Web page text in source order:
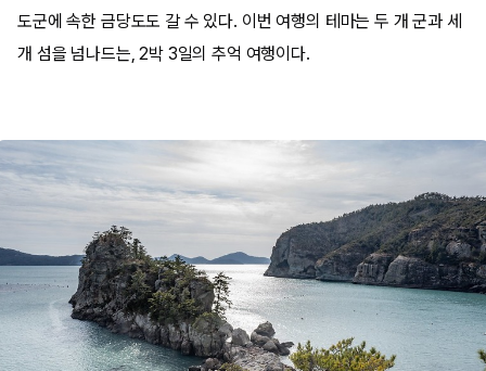
도군에 속한 금당도도 갈 수 있다. 이번 여행의 테마는 두 개 군과 세
개 섬을 넘나드는, 2박 3일의 추억 여행이다.